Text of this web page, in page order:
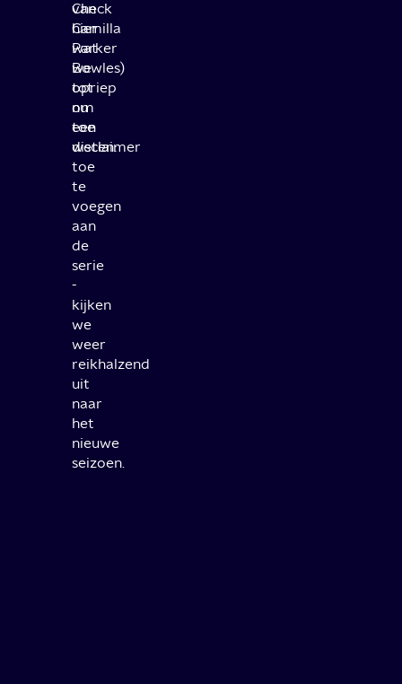
van
Camilla
Parker
Bowles)
opriep
om
een
disclaimer
toe
te
voegen
aan
de
serie
-
kijken
we
weer
reikhalzend
uit
naar
het
nieuwe
seizoen.
Check
hier
wat
we
tot
nu
toe
weten: